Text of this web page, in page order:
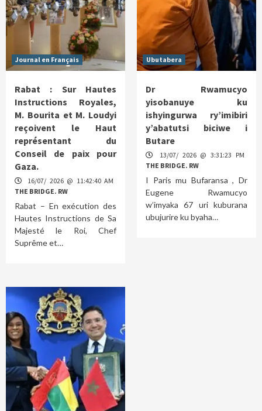
Journal en Français
Rabat : Sur Hautes
Instructions Royales,
M. Bourita et M. Loudyi
reçoivent le Haut
représentant du
Conseil de paix pour
Gaza.
16/07/ 2026 @ 11:42:40 AM
THE BRIDGE. RW
Rabat – En exécution des
Hautes Instructions de Sa
Majesté le Roi, Chef
Suprême et…
Ubutabera
Dr Rwamucyo
yisobanuye ku
ishyingurwa ry’imibiri
y’abatutsi biciwe i
Butare
13/07/ 2026 @ 3:31:23 PM
THE BRIDGE. RW
I Paris mu Bufaransa , Dr
Eugene Rwamucyo
w’imyaka 67 uri kuburana
ubujurire ku byaha…